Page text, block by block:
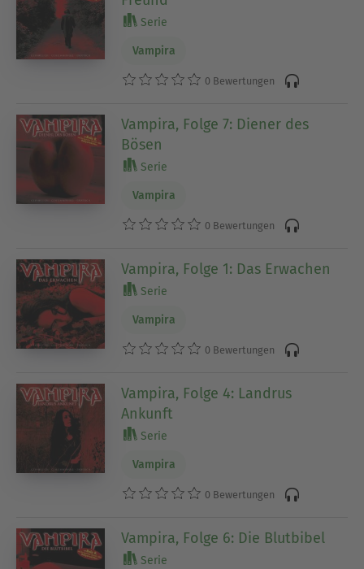
Serie
Vampira
0 Bewertungen
Vampira, Folge 7: Diener des
Bösen
Serie
Vampira
0 Bewertungen
Vampira, Folge 1: Das Erwachen
Serie
Vampira
0 Bewertungen
Vampira, Folge 4: Landrus
Ankunft
Serie
Vampira
0 Bewertungen
Vampira, Folge 6: Die Blutbibel
Serie